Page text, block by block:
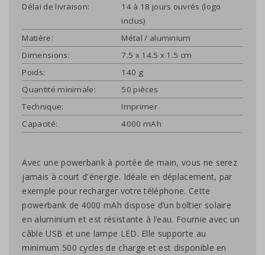
Délai de livraison:
14 à 18 jours ouvrés (logo
inclus)
Matière:
Métal / aluminium
Dimensions:
7.5 x 14.5 x 1.5 cm
Poids:
140 g
Quantité minimale:
50 pièces
Technique:
Imprimer
Capacité:
4000 mAh
Avec une powerbank à portée de main, vous ne serez
jamais à court d'énergie. Idéale en déplacement, par
exemple pour recharger votre téléphone. Cette
powerbank de 4000 mAh dispose d’un boîtier solaire
en aluminium et est résistante à l’eau. Fournie avec un
câble USB et une lampe LED. Elle supporte au
minimum 500 cycles de charge et est disponible en